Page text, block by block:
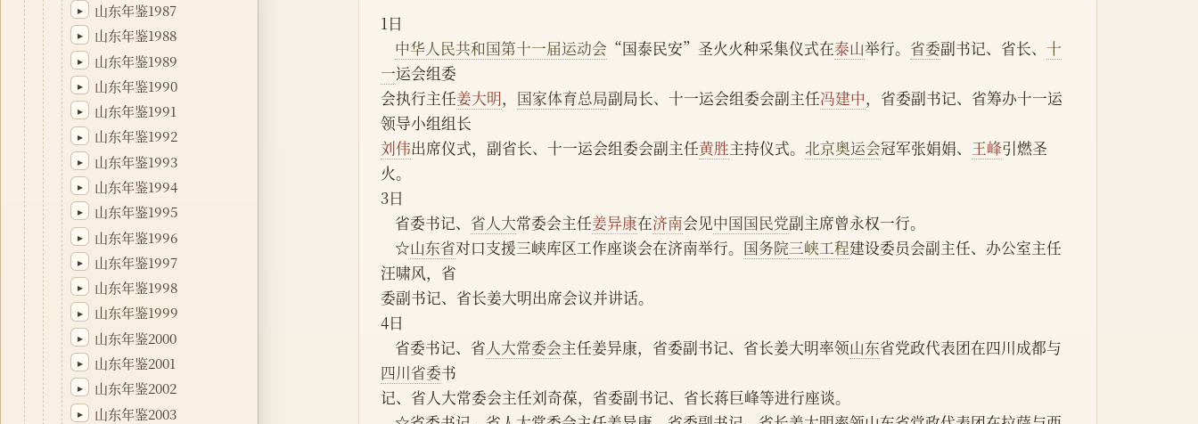
▸ 山东年鉴1987
▸ 山东年鉴1988
▸ 山东年鉴1989
▸ 山东年鉴1990
▸ 山东年鉴1991
▸ 山东年鉴1992
▸ 山东年鉴1993
▸ 山东年鉴1994
▸ 山东年鉴1995
▸ 山东年鉴1996
▸ 山东年鉴1997
▸ 山东年鉴1998
▸ 山东年鉴1999
▸ 山东年鉴2000
▸ 山东年鉴2001
▸ 山东年鉴2002
▸ 山东年鉴2003
1日
中华人民共和国第十一届运动会 “国泰民安”圣火火种采集仪式在泰山举行。 省委副书记、省长、 十
一运会组委
会执行主任姜大明， 国家体育总局副局长、十一运会组委会副主任冯建中，省委副书记、省筹办十一运
领导小组组长
刘伟出席仪式，副省长、十一运会组委会副主任黄胜主持仪式。北京奥运会冠军张娟娟、 王峰引燃圣
火。
3日
    省委书记、
省人大常委会主任姜异康在济南会见中国国民党副主席曾永权一行。
    ☆
山东省对口支援三峡库区工作座谈会在济南举行。 国务院三峡工程建设委员会副主任、办公室主任
汪啸风，省
委副书记、省长姜大明出席会议并讲话。
4日
    省委书记、省
人大常委会主任姜异康，省委副书记、省长姜大明率领山东省党政代表团在四川成都与
四川省委书
记、省人大常委会主任刘奇葆，省委副书记、省长蒋巨峰等进行座谈。